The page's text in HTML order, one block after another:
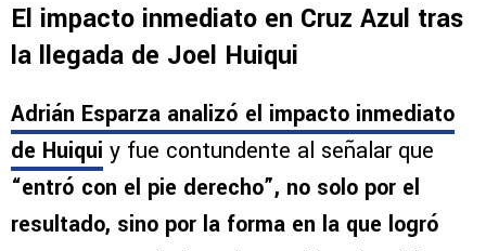
El impacto inmediato en Cruz Azul tras
la llegada de Joel Huiqui
Adrián Esparza analizó el impacto inmediato
de Huiqui y fue contundente al señalar que
“entró con el pie derecho”, no solo por el
resultado, sino por la forma en la que logró